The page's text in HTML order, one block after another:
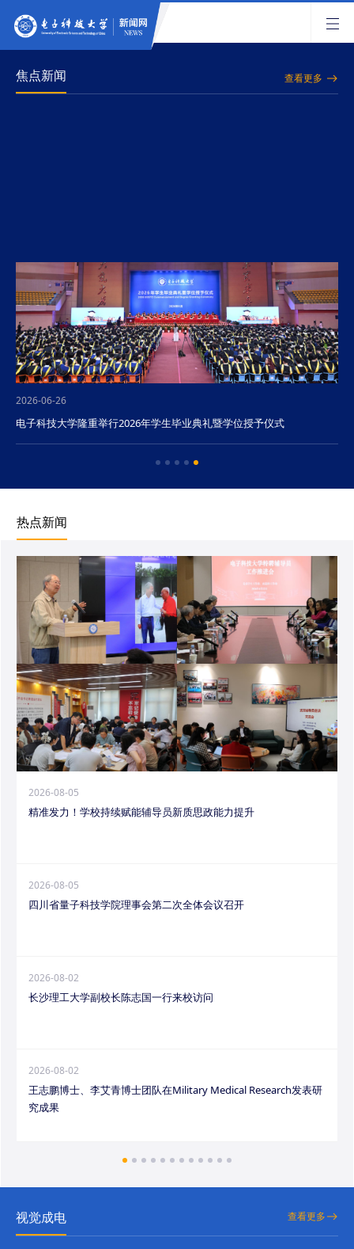
焦点新闻 查看更多
2026-06-26
电子科技大学隆重举行2026年学生毕业典礼暨学位授予仪式
热点新闻
2026-08-05
精准发力！学校持续赋能辅导员新质思政能力提升
2026-08-05
四川省量子科技学院理事会第二次全体会议召开
2026-08-02
长沙理工大学副校长陈志国一行来校访问
2026-08-02
王志鹏博士、李艾青博士团队在Military Medical Research发表研
究成果
视觉成电 查看更多